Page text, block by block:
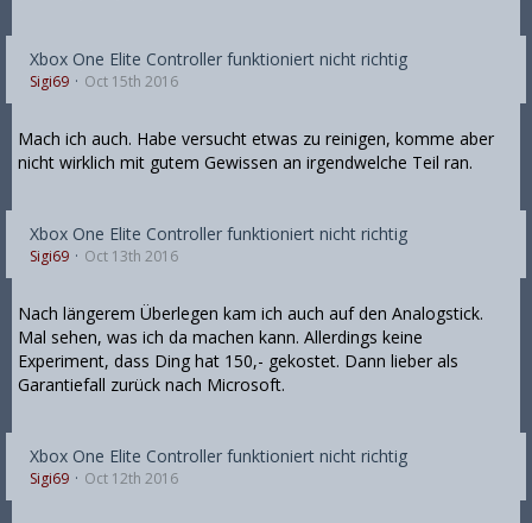
Xbox One Elite Controller funktioniert nicht richtig
Sigi69 Oct 15th 2016
Mach ich auch. Habe versucht etwas zu reinigen, komme aber
nicht wirklich mit gutem Gewissen an irgendwelche Teil ran.
Xbox One Elite Controller funktioniert nicht richtig
Sigi69 Oct 13th 2016
Nach längerem Überlegen kam ich auch auf den Analogstick.
Mal sehen, was ich da machen kann. Allerdings keine
Experiment, dass Ding hat 150,- gekostet. Dann lieber als
Garantiefall zurück nach Microsoft.
Xbox One Elite Controller funktioniert nicht richtig
Sigi69 Oct 12th 2016